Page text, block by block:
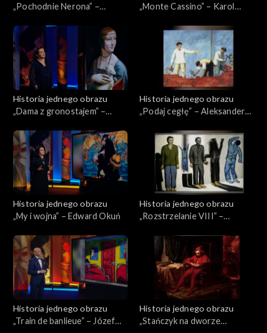
„Pochodnie Nerona” –
„Monte Cassino” – Karol
Historia jednego obrazu
„Dama z gronostajem” –
Historia jednego obrazu
„Podaj cegłę” – Aleksander
Historia jednego obrazu
„My i wojna” – Edward Okuń
Historia jednego obrazu
„Rozstrzelanie VIII” –
Historia jednego obrazu
„Train de banlieue” – Józef
Historia jednego obrazu
„Stańczyk na dworze